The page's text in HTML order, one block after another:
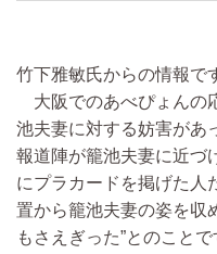
竹下雅敏氏からの情報で
大阪でのあべぴょんの
池夫妻に対する妨害があ
報道陣が籠池夫妻に近づ
にプラカードを掲げた人
置から籠池夫妻の姿を収
もさえぎった”とのことで